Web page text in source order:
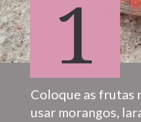
1
Coloque as frutas
usar morangos,